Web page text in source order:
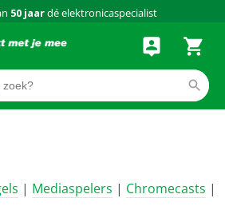
door heel Nederland
betalen via Klarna
| Mediaspelers | Chromecasts |